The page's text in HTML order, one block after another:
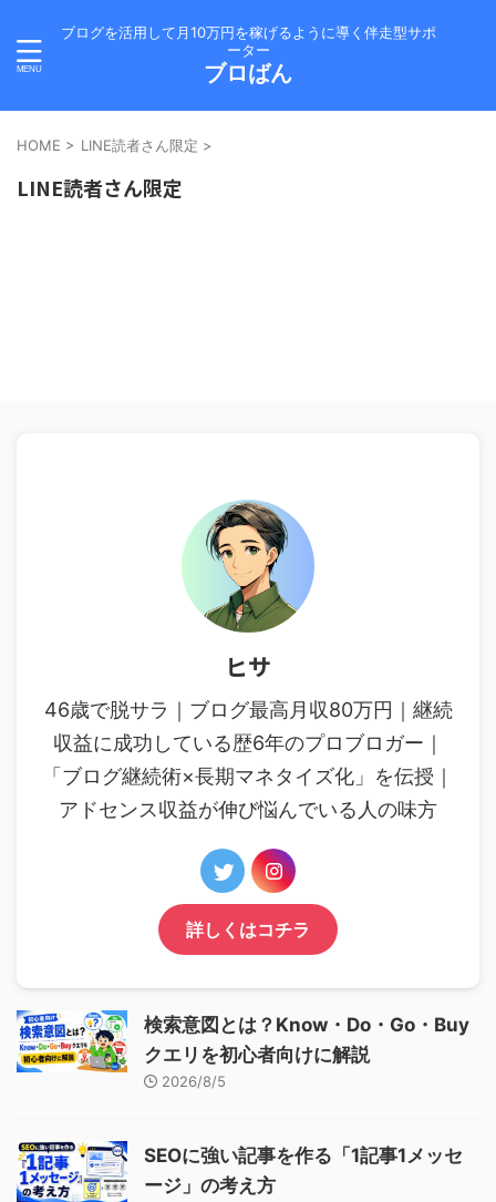
ブログを活用して月10万円を稼げるように導く伴走型サポ
ーター
ブロばん
HOME > LINE読者さん限定 >
LINE読者さん限定
ヒサ
46歳で脱サラ｜ブログ最高月収80万円｜継続
収益に成功している歴6年のプロブロガー｜
「ブログ継続術×長期マネタイズ化」を伝授｜
アドセンス収益が伸び悩んでいる人の味方
詳しくはコチラ
検索意図とは？Know・Do・Go・Buy
クエリを初心者向けに解説
2026/8/5
SEOに強い記事を作る「1記事1メッセ
ージ」の考え方